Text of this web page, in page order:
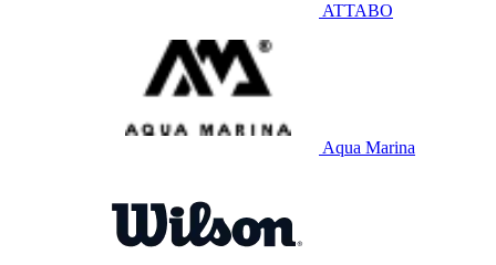
ATTABO
Aqua Marina